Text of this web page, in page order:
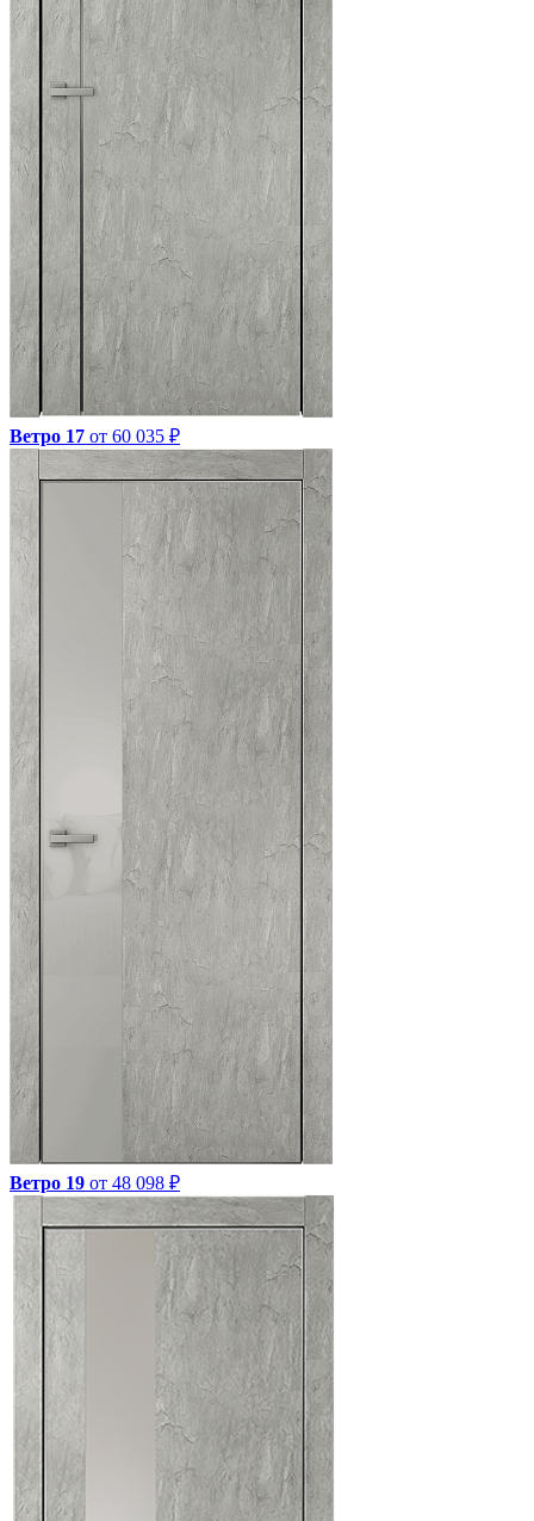
Ветро 17 от 60 035 ₽
Ветро 19 от 48 098 ₽